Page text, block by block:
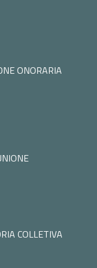
ONORARIA
COLLETIVA